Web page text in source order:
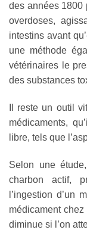
des années 1800
overdoses,
intestins avant
une méthode
vétérinaires le
des substances
Il reste un outil
médicaments,
libre, tels que
Selon une
charbon actif,
l’ingestion d’un
médicament
diminue si l’on